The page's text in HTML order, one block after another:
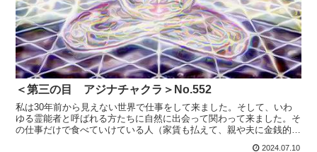
＜第三の目 アジナチャクラ＞No.552
私は30年前から見えない世界で仕事をして来ました。そして、いわ
ゆる霊能者と呼ばれる方たちに自然に出会って関わって来ました。そ
の仕事だけで食べていけている人（家賃も払えて、親や夫に金銭的に
2024.07.10